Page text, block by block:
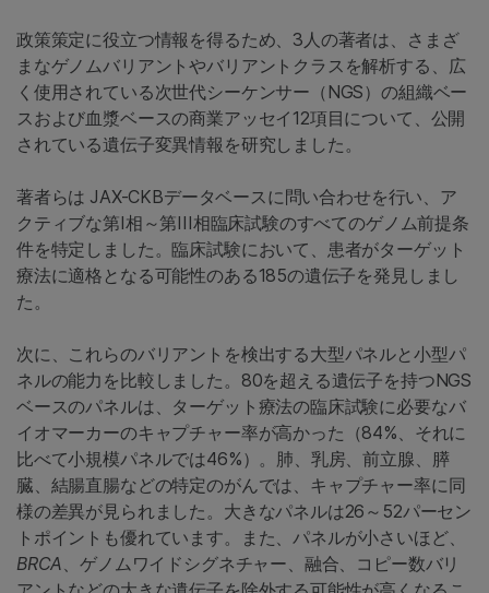
政策策定に役立つ情報を得るため、3人の著者は、さまざ
まなゲノムバリアントやバリアントクラスを解析する、広
く使用されている次世代シーケンサー（NGS）の組織ベー
スおよび血漿ベースの商業アッセイ12項目について、公開
されている遺伝子変異情報を研究しました。
著者らは JAX-CKBデータベースに問い合わせを行い、ア
クティブな第I相～第III相臨床試験のすべてのゲノム前提条
件を特定しました。臨床試験において、患者がターゲット
療法に適格となる可能性のある185の遺伝子を発見しまし
た。
次に、これらのバリアントを検出する大型パネルと小型パ
ネルの能力を比較しました。80を超える遺伝子を持つNGS
ベースのパネルは、ターゲット療法の臨床試験に必要なバ
イオマーカーのキャプチャー率が高かった（84%、それに
比べて小規模パネルでは46%）。肺、乳房、前立腺、膵
臓、結腸直腸などの特定のがんでは、キャプチャー率に同
様の差異が見られました。大きなパネルは26～52パーセン
トポイントも優れています。また、パネルが小さいほど、
BRCA、ゲノムワイドシグネチャー、融合、コピー数バリ